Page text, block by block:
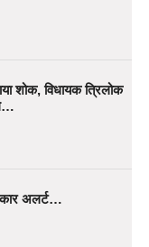
शोक, विधायक त्रिलोक
अलर्ट…